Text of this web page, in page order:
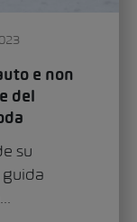
e non
del
su